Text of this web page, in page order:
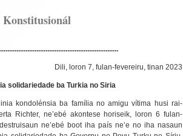
Dili, loron 7, fulan-fevereiru, tinan 2023
solidariedade ba Turkia no Siria
kondolénsia ba família no amigu vítima husi rai-
Richter, ne’ebé akontese horiseik, loron 6 fulan-
ne’ebé boot iha país ne’e no iha nasaun